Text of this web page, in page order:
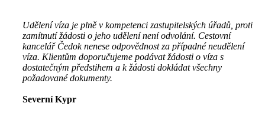
Udělení víza je plně v kompetenci zastupitelských úřadů, proti
zamítnutí žádosti o jeho udělení není odvolání. Cestovní
kancelář Čedok nenese odpovědnost za případné neudělení
víza. Klientům doporučujeme podávat žádosti o víza s
dostatečným předstihem a k žádosti dokládat všechny
požadované dokumenty.
Severní Kypr